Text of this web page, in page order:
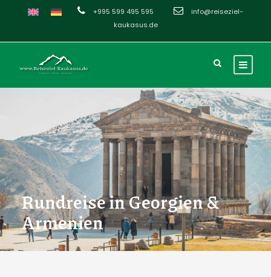
+995 599 495 595
info@reiseziel-
kaukasus.de
Rundreise in Georgien &
Armenien